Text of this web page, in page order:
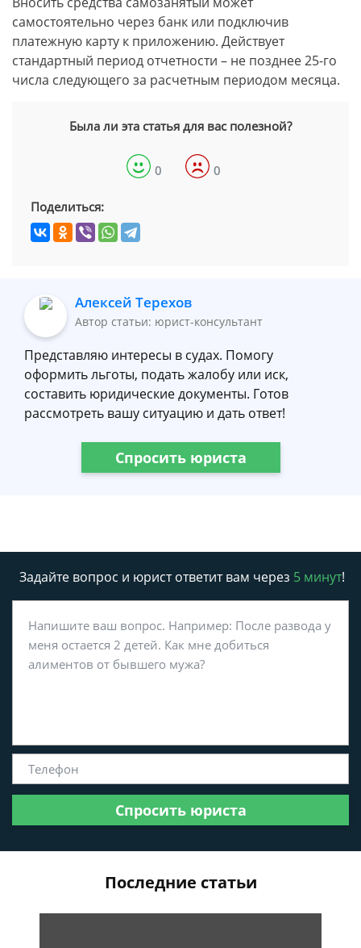
самостоятельно через банк или подключив
платежную карту к приложению. Действует
стандартный период отчетности – не позднее 25-го
числа следующего за расчетным периодом месяца.
Была ли эта статья для вас полезной?
0 0
Поделиться:
Алексей Терехов
Автор статьи: юрист-консультант
Представляю интересы в судах. Помогу
оформить льготы, подать жалобу или иск,
составить юридические документы. Готов
рассмотреть вашу ситуацию и дать ответ!
Спросить юриста
Задайте вопрос и юрист ответит вам через 5 минут!
Спросить юриста
Последние статьи